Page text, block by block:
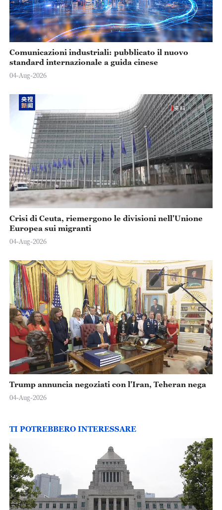
Comunicazioni industriali: pubblicato il nuovo
standard internazionale a guida cinese
04-Aug-2026
Crisi di Ceuta, riemergono le divisioni nell'Unione
Europea sui migranti
04-Aug-2026
Trump annuncia negoziati con l'Iran, Teheran nega
04-Aug-2026
TI POTREBBERO INTERESSARE